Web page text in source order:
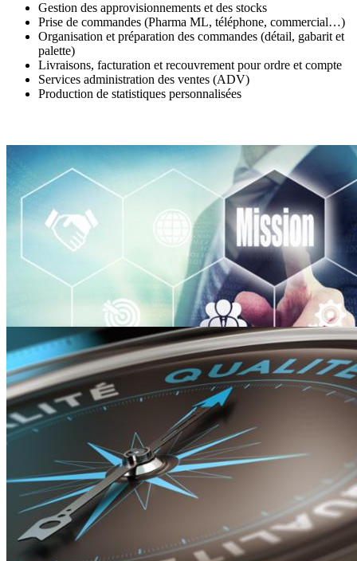
Gestion des approvisionnements et des stocks
Prise de commandes (Pharma ML, téléphone, commercial…)
Organisation et préparation des commandes (détail, gabarit et
palette)
Livraisons, facturation et recouvrement pour ordre et compte
Services administration des ventes (ADV)
Production de statistiques personnalisées